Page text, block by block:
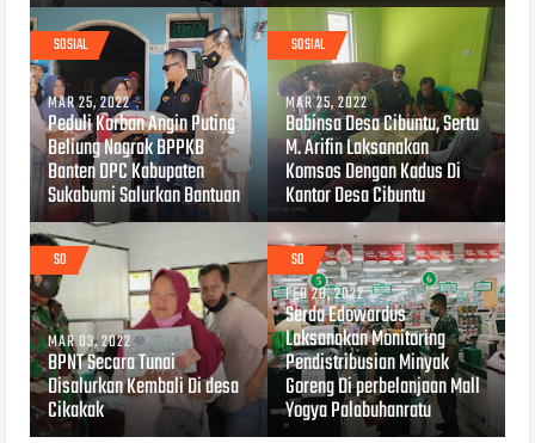
SOSIAL
MAR 25, 2022
Peduli Korban Angin Puting
Beliung Nagrak BPPKB
Banten DPC Kabupaten
Sukabumi Salurkan Bantuan
SOSIAL
MAR 25, 2022
Babinsa Desa Cibuntu, Sertu
M. Arifin Laksanakan
Komsos Dengan Kadus Di
Kantor Desa Cibuntu
SO
MAR 03, 2022
BPNT Secara Tunai
Disalurkan Kembali Di desa
Cikakak
SO
FEB 28, 2022
Serda Edowardus
Laksanakan Monitoring
Pendistribusian Minyak
Goreng Di perbelanjaan Mall
Yogya Palabuhanratu